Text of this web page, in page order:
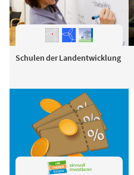
Schulen der Landentwicklung